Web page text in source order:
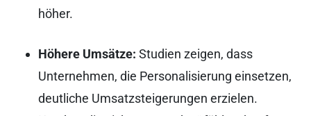
höher.
Höhere Umsätze: Studien zeigen, dass
Unternehmen, die Personalisierung einsetzen,
deutliche Umsatzsteigerungen erzielen.